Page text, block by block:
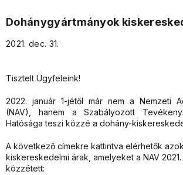
Dohánygyártmányok
2021. dec. 31.
Tisztelt Ügyfeleink!
2022. január 1-jétől már nem a Nemzeti
(NAV), hanem a Szabályozott
Hatósága teszi közzé a dohány-
A következő címekre kattintva elérhetők
kiskereskedelmi árak, amelyeket a NAV
közzétett: